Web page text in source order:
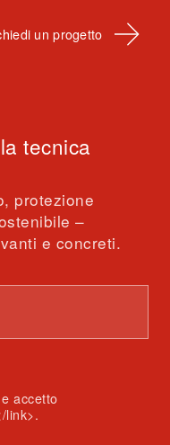
un progetto
tecnica
protezione
–
e concreti.
accetto
link>.